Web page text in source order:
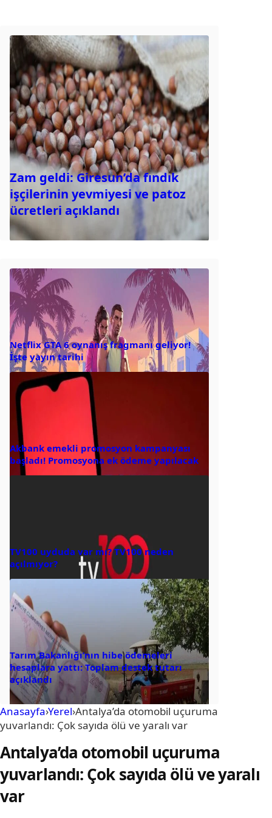
Zam geldi: Giresun’da fındık
işçilerinin yevmiyesi ve patoz
ücretleri açıklandı
Netflix GTA 6 oynanış fragmanı geliyor!
İşte yayın tarihi
Akbank emekli promosyon kampanyası
başladı! Promosyona ek ödeme yapılacak
TV100 uyduda var mı? TV100 neden
açılmıyor?
Tarım Bakanlığı’nın hibe ödemeleri
hesaplara yattı: Toplam destek tutarı
açıklandı
Anasayfa›Yerel›Antalya’da otomobil uçuruma
yuvarlandı: Çok sayıda ölü ve yaralı var
Antalya’da otomobil uçuruma
yuvarlandı: Çok sayıda ölü ve yaralı
var